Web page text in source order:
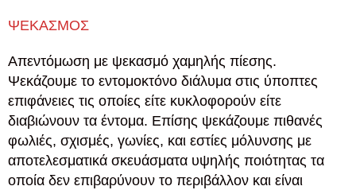
ΨΕΚΑΣΜΟΣ
Απεντόμωση με ψεκασμό χαμηλής πίεσης.
Ψεκάζουμε το εντομοκτόνο διάλυμα στις ύποπτες
επιφάνειες τις οποίες είτε κυκλοφορούν είτε
διαβιώνουν τα έντομα. Επίσης ψεκάζουμε πιθανές
φωλιές, σχισμές, γωνίες, και εστίες μόλυνσης με
αποτελεσματικά σκευάσματα υψηλής ποιότητας τα
οποία δεν επιβαρύνουν το περιβάλλον και είναι